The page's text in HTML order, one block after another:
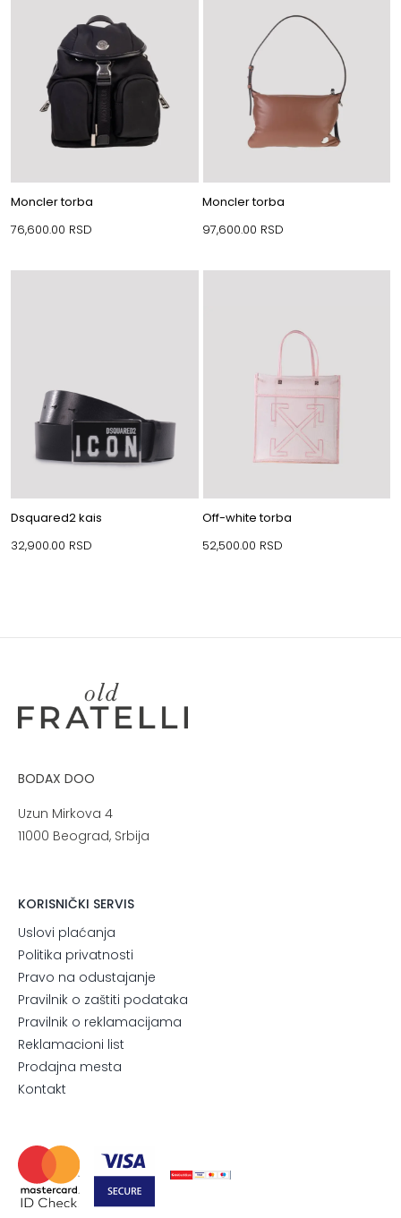
Moncler torba
76,600.00 RSD
Moncler torba
97,600.00 RSD
Dsquared2 kais
32,900.00 RSD
Off-white torba
52,500.00 RSD
BODAX DOO
Uzun Mirkova 4
11000 Beograd, Srbija
KORISNIČKI SERVIS
Uslovi plaćanja
Politika privatnosti
Pravo na odustajanje
Pravilnik o zaštiti podataka
Pravilnik o reklamacijama
Reklamacioni list
Prodajna mesta
Kontakt